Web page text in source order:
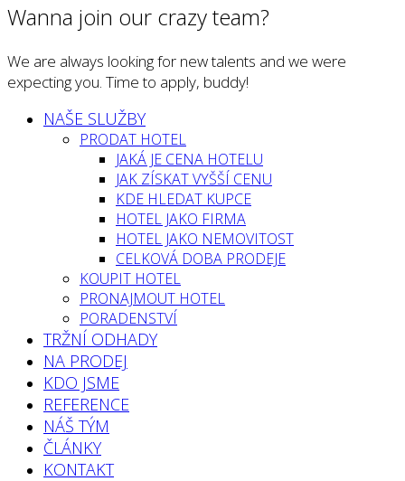
Wanna join our crazy team?
We are always looking for new talents and we were
expecting you. Time to apply, buddy!
NAŠE SLUŽBY
PRODAT HOTEL
JAKÁ JE CENA HOTELU
JAK ZÍSKAT VYŠŠÍ CENU
KDE HLEDAT KUPCE
HOTEL JAKO FIRMA
HOTEL JAKO NEMOVITOST
CELKOVÁ DOBA PRODEJE
KOUPIT HOTEL
PRONAJMOUT HOTEL
PORADENSTVÍ
TRŽNÍ ODHADY
NA PRODEJ
KDO JSME
REFERENCE
NÁŠ TÝM
ČLÁNKY
KONTAKT